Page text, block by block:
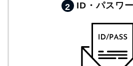
2 ID・パスワ